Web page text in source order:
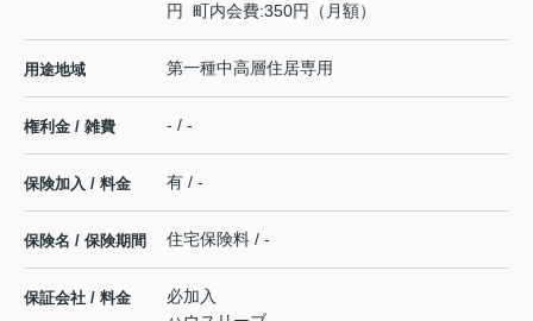
円 町内会費:350円（月額）
用途地域 第一種中高層住居専用
権利金 / 雑費 - / -
保険加入 / 料金 有 / -
保険名 / 保険期間 住宅保険料 / -
保証会社 / 料金
必加入